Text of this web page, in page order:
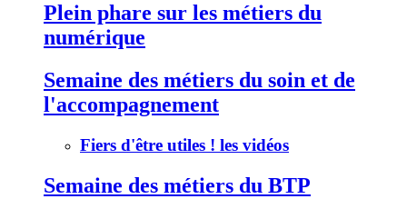
Plein phare sur les métiers du
numérique
Semaine des métiers du soin et de
l'accompagnement
Fiers d'être utiles ! les vidéos
Semaine des métiers du BTP